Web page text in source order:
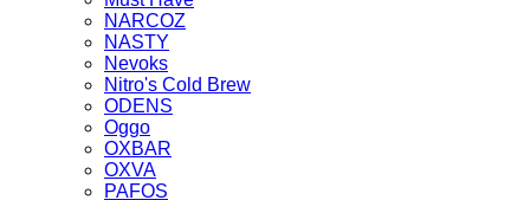
NARCOZ
NASTY
Nevoks
Nitro's Cold Brew
ODENS
Oggo
OXBAR
OXVA
PAFOS